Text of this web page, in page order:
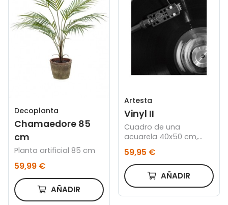
Decoplanta
Chamaedore 85
cm
Planta artificial 85 cm
59,99 €
AÑADIR
Artesta
Vinyl II
Cuadro de una
acuarela 40x50 cm,
Marco dorado
59,95 €
AÑADIR